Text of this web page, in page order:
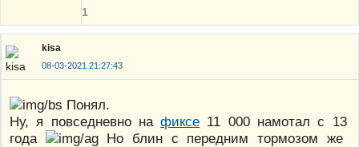
1
kisa
08-03-2021 21:27:43
Понял.
Ну, я повседневно нафиксе 11 000 намотал с 13
года
Но блин с передним тормозом же